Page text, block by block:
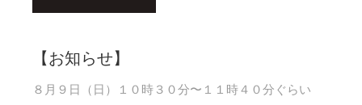
【お知らせ】
８月９日（日）１０時３０分〜１１時４０分ぐらい